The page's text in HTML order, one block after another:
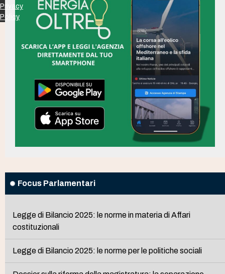
Focus Parlamentari
Legge di Bilancio 2025: le norme in materia di Affari
costituzionali
Legge di Bilancio 2025: le norme per le politiche sociali
Privacy
Policy